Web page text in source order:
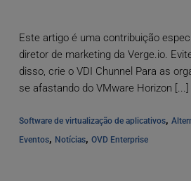
Este artigo é uma contribuição
diretor de marketing da Verge.io.
disso, crie o VDI Chunnel Para as
se afastando do VMware Horizon [...]
Software de virtualização de aplicativos,
Eventos, Notícias, OVD Enterprise